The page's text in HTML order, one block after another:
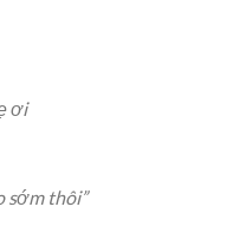
ơi
sớm thôi”